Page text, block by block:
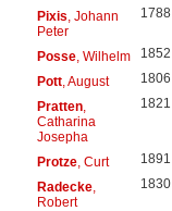
Pixis, Johann
Peter
1788
Posse, Wilhelm 1852
Pott, August 1806
Pratten,
Catharina
Josepha
1821
Protze, Curt 1891
Radecke,
Robert
1830